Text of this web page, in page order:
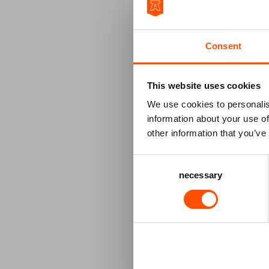
Consent
This website uses cookies
We use cookies to
information about your use
other information that
necessary
kaartje
gaten, want
voor één
Daniël
Speciaal
leden van
een
van